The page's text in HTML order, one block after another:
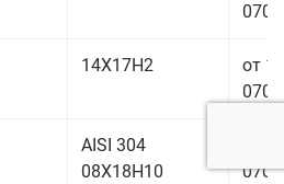
14Х17Н2
от
AISI 304
08Х18Н10